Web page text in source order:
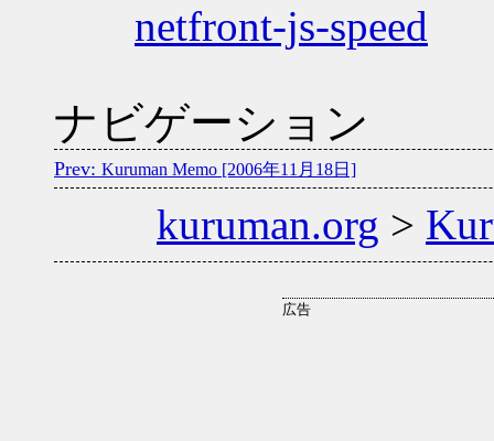
netfront-js-speed
ナビゲーション
Kuruman Memo [2006年11月18日]
kuruman.org >